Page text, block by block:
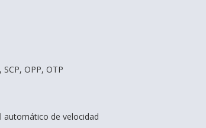
OPP, OTP
automático de velocidad